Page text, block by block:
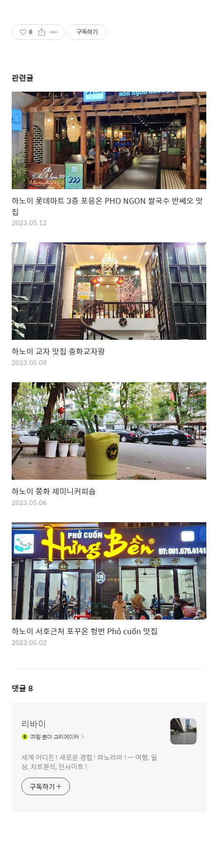
8 구독하기
관련글
하노이 롯데마트 3층 포응온 PHO NGON 쌀국수 반쎄오 맛
집
2023.05.12
하노이 교자 맛집 중화교자왕
2023.05.09
하노이 쭝화 제미니커피숍
2023.05.06
하노이 서호근처 포꾸온 헝번 Phỏ cuốn 맛집
2023.05.02
댓글 8
리바이
여행분야 크리에이터
세계 어디든 ! 새로운 경험 ! 파노라마 ! ㅡ 여행, 일
상, 차트분석, 인사이트 !
구독하기